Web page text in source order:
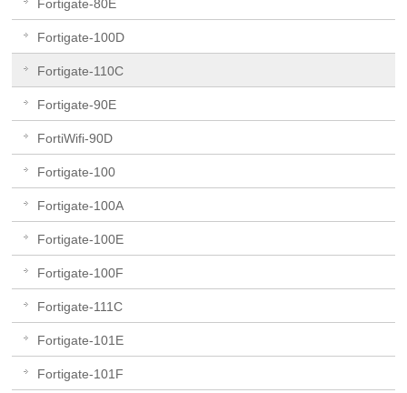
Fortigate-80E
Fortigate-100D
Fortigate-110C
Fortigate-90E
FortiWifi-90D
Fortigate-100
Fortigate-100A
Fortigate-100E
Fortigate-100F
Fortigate-111C
Fortigate-101E
Fortigate-101F